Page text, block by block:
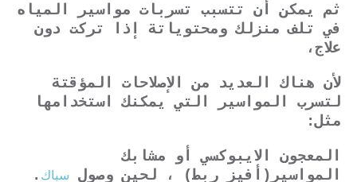
ثم يمكن أن تتسبب تسربات مواسير المياه
في تلف منزلك ومحتوياتة إذا تركت دون
علاج،
لأن هناك العديد من الإصلاحات المؤقتة
لتسرب المواسير التي يمكنك استخدامها
مثل:
المعجون الايبوكسي أو مشابك
المواسير(أفيز ربط) ، لحين وصول سباك .